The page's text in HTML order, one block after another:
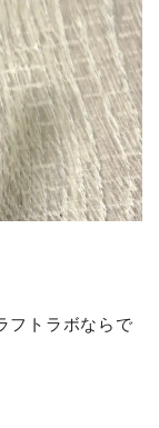
フトラボならで